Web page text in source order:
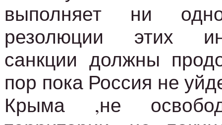
выполняет ни
резолюции этих
санкции должны
пор пока Россия не
Крыма ,не